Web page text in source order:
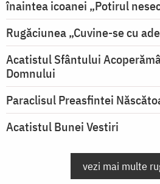
înaintea icoanei „Potirul
Rugăciunea „Cuvine-se cu
Acatistul Sfântului
Domnului
Paraclisul Preasfintei
Acatistul Bunei Vestiri
vezi mai multe